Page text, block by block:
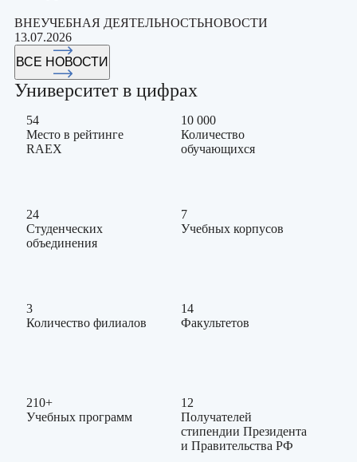
ВНЕУЧЕБНАЯ ДЕЯТЕЛЬНОСТЬНОВОСТИ
13.07.2026
ВСЕ НОВОСТИ
Университет в цифрах
54
Место в рейтинге
RAEX
10 000
Количество
обучающихся
24
Студенческих
объединения
7
Учебных корпусов
3
Количество филиалов
14
Факультетов
210+
Учебных программ
12
Получателей
стипендии Президента
и Правительства РФ